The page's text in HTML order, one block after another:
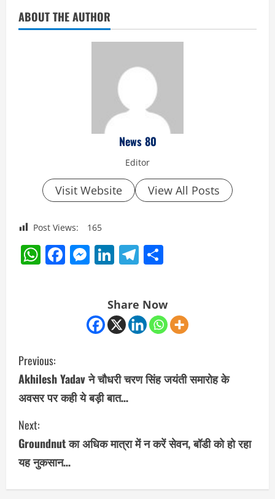
ABOUT THE AUTHOR
News 80
Editor
Visit Website View All Posts
Post Views: 165
WhatsApp
Facebook
Messenger
LinkedIn
Telegram
Share Now
C
o
n
t
i
n
Previous:
Akhilesh Yadav ने चौधरी चरण सिंह जयंती समारोह के
अवसर पर कही ये बड़ी बात…
Next:
Groundnut का अधिक मात्रा में न करें सेवन, बॉडी को हो रहा
यह नुकसान…